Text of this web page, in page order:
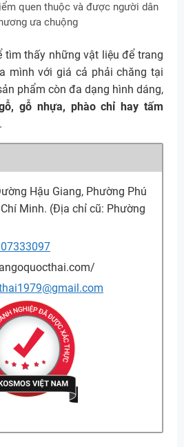
quen thuộc và được người dân
ưa chuộng
tìm thấy những vật liệu để trang
mình với giá cả phải chăng tại
phẩm còn đa dạng hình dáng,
gỗ nhựa, phào chỉ hay tấm
.
Hậu Giang, Phường Phú
Minh. (Địa chỉ cũ: Phường